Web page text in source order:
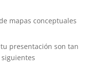
mapas conceptuales
presentación son tan